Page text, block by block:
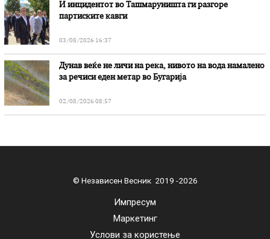
И инцидентот во Ташмаруништa ги разгоре
партиските кавги
03/08/2026 16:37
Дунав веќе не личи на река, нивото на вода намалено
за речиси еден метар во Бугарија
02/08/2026 08:57
© Независен Весник 2019 -2026
Импресум
Маркетинг
Услови за користење